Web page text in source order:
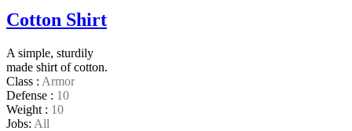
Cotton Shirt
A simple, sturdily
made shirt of cotton.
Class : Armor
Defense : 10
Weight : 10
Jobs: All